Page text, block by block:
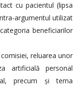
cu pacientul (lipsa
argumentul utilizat
beneficiarilor
reluarea unor
artificială personal
precum și tema